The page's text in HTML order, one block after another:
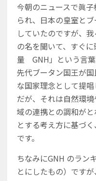
今朝のニュースで眞
られ、日本の皇室と
していたのですが、
の名を聞いて、すぐ
量 GNH」という言葉
先代ブータン国王が
な国家理念として提
だが、それは自然環
域の連携との調和が
とする考え方に基づく、
です。
ちなみにGNH のラン
とにしたもの）ですが、